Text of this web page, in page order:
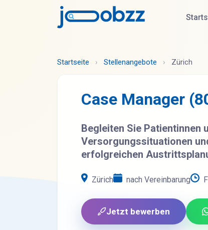
Startseite › Stellenangebote › Zürich
Case Manager
Begleiten Sie Patientinnen
Versorgungssituationen
erfolgreichen
Zürich nach Vereinbarung
Jetzt bewerben